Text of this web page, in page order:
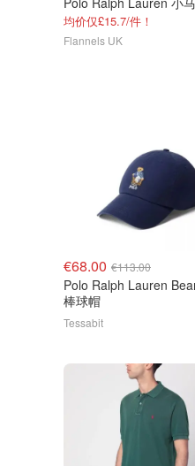
均价仅£15.7/件！
Flannels UK
€68.00 €113.00
Polo Ralph Lauren
棒球帽
Tessabit